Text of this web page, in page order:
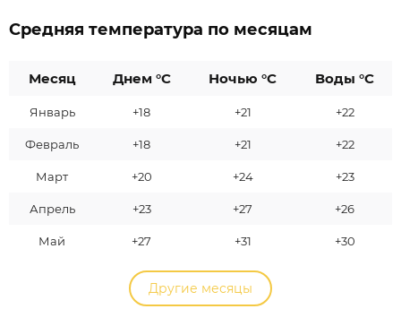
Средняя температура по месяцам
Месяц Днем °C Ночью °C Воды °C
Январь +18 +21 +22
Февраль +18 +21 +22
Март +20 +24 +23
Апрель +23 +27 +26
Май +27 +31 +30
Другие месяцы